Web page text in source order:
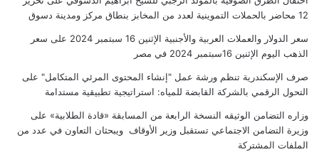
12 محاضر بالحملات التموينية لعدد من المخابز بنطاق مركز ومدينة دسوق
سعر الدولار والعملات العربية والأجنبية الإثنين 16 سبتمبر 2024 على سعر
الذهب اليوم الإثنين 16سبتمبر 2024 في مصر
صرف الإسكندرية تنظم ورشة عمل "إنشاء المحتوى المرئي المتكامل" على
التحول الرقمي بالشركة القابضة للمياه: استراتيجية تطبيقية مستدامة
وزاره التضامن الوثيقه النسخة الرابعة من المسابقة «قادة الطلابية» على
وزيرة التضامن الاجتماعي تستقبل وزير الأوقاف ويبحثان التعاون في عدد من
الملفات المشتركة